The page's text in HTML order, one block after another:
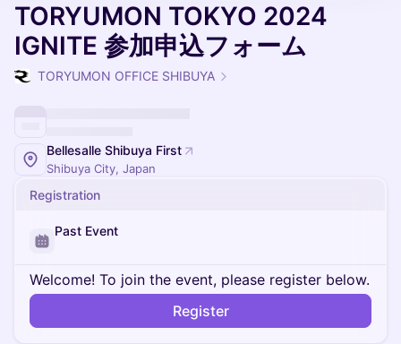
TORYUMON TOKYO 2024
IGNITE 参加申込フォーム
TORYUMON OFFICE SHIBUYA
Bellesalle Shibuya First
Shibuya City, Japan
Registration
Past Event
Welcome! To join the event, please register below.
Register